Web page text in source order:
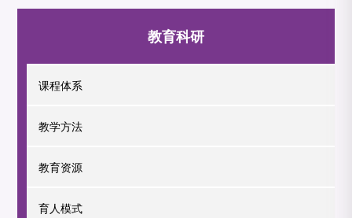
教育科研
课程体系
教学方法
教育资源
育人模式